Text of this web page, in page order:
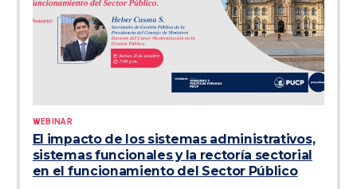
WEBINAR
El impacto de los sistemas administrativos,
sistemas funcionales y la rectoría sectorial
en el funcionamiento del Sector Público